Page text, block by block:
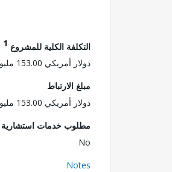
التكلفة الكلية للمشروع 1
دولار أمريكي 153.00 مليون
مبلغ الارتباط
دولار أمريكي 153.00 مليون
مطلوب خدمات استشارية
No
Notes